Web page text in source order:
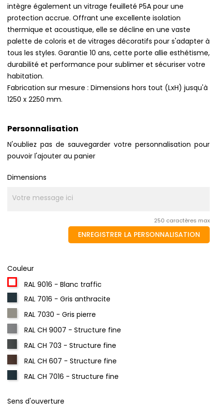
intègre également un vitrage feuilleté P5A pour une
protection accrue. Offrant une excellente isolation
thermique et acoustique, elle se décline en une vaste
palette de coloris et de vitrages décoratifs pour s'adapter à
tous les styles. Garantie 10 ans, cette porte allie esthétisme,
durabilité et performance pour sublimer et sécuriser votre
habitation.
Fabrication sur mesure : Dimensions hors tout (LxH) jusqu'à
1250 x 2250 mm.
Personnalisation
N'oubliez pas de sauvegarder votre personnalisation pour
pouvoir l'ajouter au panier
Dimensions
250 caractères max
ENREGISTRER LA PERSONNALISATION
Couleur
RAL 9016 - Blanc traffic
RAL 7016 - Gris anthracite
RAL 7030 - Gris pierre
RAL CH 9007 - Structure fine
RAL CH 703 - Structure fine
RAL CH 607 - Structure fine
RAL CH 7016 - Structure fine
Sens d'ouverture